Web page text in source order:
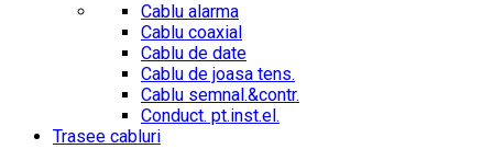
Cablu alarma
Cablu coaxial
Cablu de date
Cablu de joasa tens.
Cablu semnal.&contr.
Conduct. pt.inst.el.
Trasee cabluri